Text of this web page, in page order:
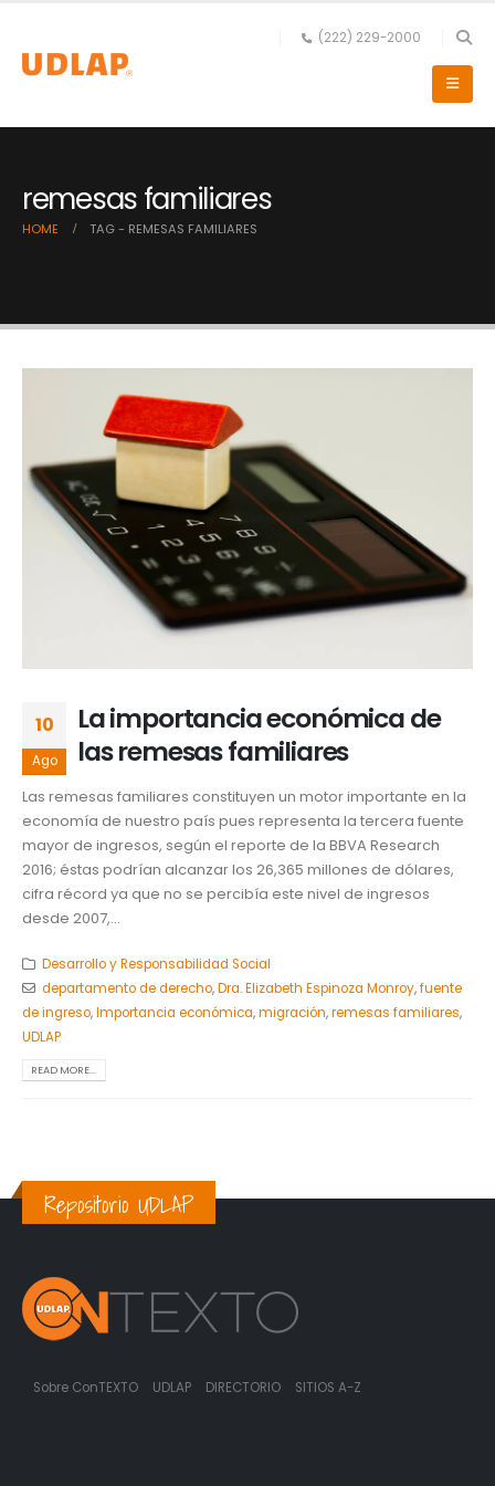
(222) 229-2000
remesas familiares
HOME TAG - REMESAS FAMILIARES
10
Ago
La importancia económica de
las remesas familiares
Las remesas familiares constituyen un motor importante en la
economía de nuestro país pues representa la tercera fuente
mayor de ingresos, según el reporte de la BBVA Research
2016; éstas podrían alcanzar los 26,365 millones de dólares,
cifra récord ya que no se percibía este nivel de ingresos
desde 2007,...
Desarrollo y Responsabilidad Social
departamento de derecho,Dra. Elizabeth Espinoza Monroy,fuente
de ingreso,Importancia económica,migración,remesas familiares,
UDLAP
READ MORE...
Repositorio UDLAP
Sobre ConTEXTO UDLAP DIRECTORIO SITIOS A-Z